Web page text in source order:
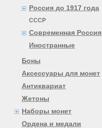
Россия до 1917 года
СССР
Современная Россия
Иностранные
Боны
Аксессуары для монет
Антиквариат
Жетоны
Наборы монет
Ордена и медали